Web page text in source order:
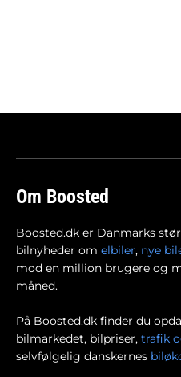
Om Boosted
Boosted.dk er Danmarks
bilnyheder om elbiler, nye
mod en million brugere og
måned.
På Boosted.dk finder du
bilmarkedet, bilpriser, trafik
selvfølgelig danskernes